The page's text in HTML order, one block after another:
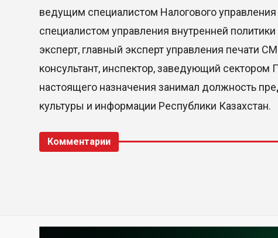
ведущим специалистом Налогового
специалистом управления внутренней
эксперт, главный эксперт управления печати
консультант, инспектор, заведующий
настоящего назначения занимал должность
культуры и информации Республики Казахстан.
Комментарии